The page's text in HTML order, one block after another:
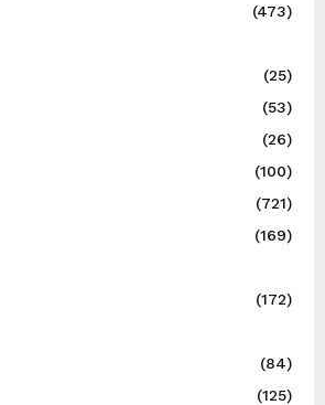
(473)
(25)
(53)
(26)
(100)
(721)
(169)
(172)
(84)
(125)